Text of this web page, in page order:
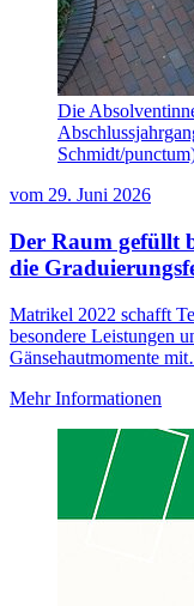
Die
Schmidt/
vom 29. Juni 2026
Der Raum gefüllt
die
Matrikel 2022 schafft
besondere Leistungen
Gänsehautmomente
Mehr Informationen